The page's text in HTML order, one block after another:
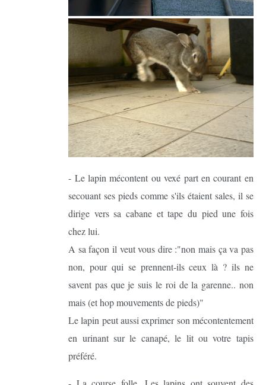
- Le lapin mécontent ou vexé part en courant en
secouant ses pieds comme s'ils étaient sales, il se
dirige vers sa cabane et tape du pied une fois
chez lui.
A sa façon il veut vous dire :"non mais ça va pas
non, pour qui se prennent-ils ceux là ? ils ne
savent pas que je suis le roi de la garenne.. non
mais (et hop mouvements de pieds)"
Le lapin peut aussi exprimer son mécontentement
en urinant sur le canapé, le lit ou votre tapis
préféré.